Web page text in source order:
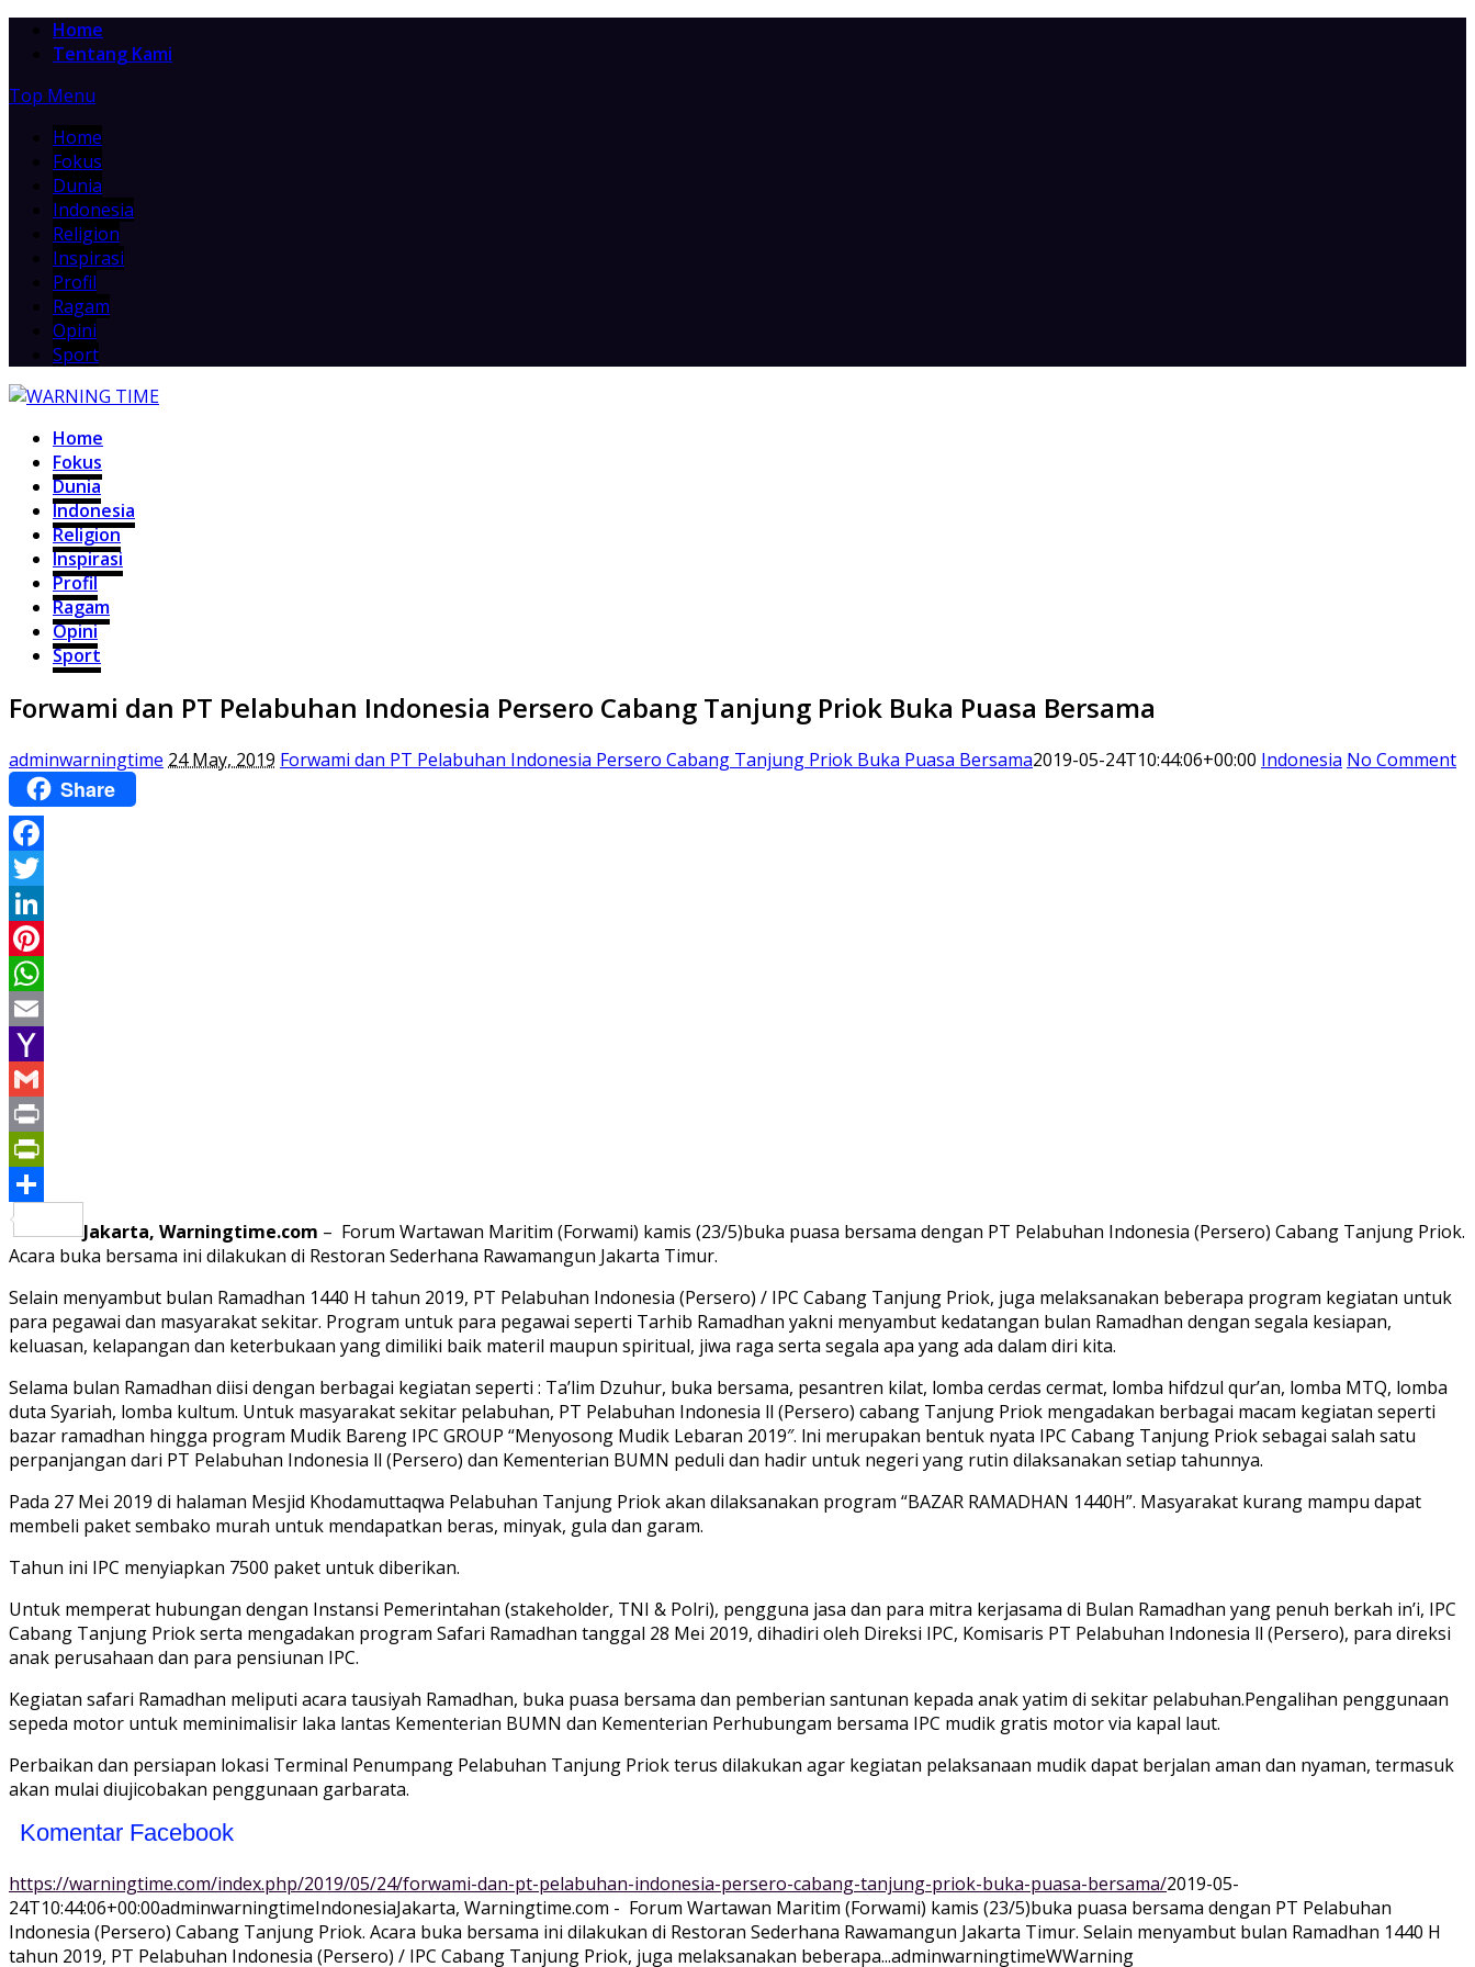
Home
Tentang Kami
Top Menu
Home
Fokus
Dunia
Indonesia
Religion
Inspirasi
Profil
Ragam
Opini
Sport
Home
Fokus
Dunia
Indonesia
Religion
Inspirasi
Profil
Ragam
Opini
Sport
Forwami dan PT Pelabuhan Indonesia Persero Cabang Tanjung Priok Buka Puasa Bersama
adminwarningtime 24 May, 2019 Forwami dan PT Pelabuhan Indonesia Persero Cabang Tanjung Priok Buka Puasa Bersama2019-05-24T10:44:06+00:00 Indonesia No Comment
Share
Facebook
Twitter
LinkedIn
Pinterest
WhatsApp
Email
Yahoo
Mail
Gmail
Print
PrintFriendly
Share
Jakarta, Warningtime.com – Forum Wartawan Maritim (Forwami) kamis (23/5)buka puasa bersama dengan PT Pelabuhan Indonesia (Persero) Cabang Tanjung Priok.
Acara buka bersama ini dilakukan di Restoran Sederhana Rawamangun Jakarta Timur.
Selain menyambut bulan Ramadhan 1440 H tahun 2019, PT Pelabuhan Indonesia (Persero) / IPC Cabang Tanjung Priok, juga melaksanakan beberapa program kegiatan untuk
para pegawai dan masyarakat sekitar. Program untuk para pegawai seperti Tarhib Ramadhan yakni menyambut kedatangan bulan Ramadhan dengan segala kesiapan,
keluasan, kelapangan dan keterbukaan yang dimiliki baik materil maupun spiritual, jiwa raga serta segala apa yang ada dalam diri kita.
Selama bulan Ramadhan diisi dengan berbagai kegiatan seperti : Ta’lim Dzuhur, buka bersama, pesantren kilat, lomba cerdas cermat, lomba hifdzul qur’an, lomba MTQ, lomba
duta Syariah, lomba kultum. Untuk masyarakat sekitar pelabuhan, PT Pelabuhan Indonesia ll (Persero) cabang Tanjung Priok mengadakan berbagai macam kegiatan seperti
bazar ramadhan hingga program Mudik Bareng IPC GROUP “Menyosong Mudik Lebaran 2019″. lni merupakan bentuk nyata IPC Cabang Tanjung Priok sebagai salah satu
perpanjangan dari PT Pelabuhan Indonesia ll (Persero) dan Kementerian BUMN peduli dan hadir untuk negeri yang rutin dilaksanakan setiap tahunnya.
Pada 27 Mei 2019 di halaman Mesjid Khodamuttaqwa Pelabuhan Tanjung Priok akan dilaksanakan program “BAZAR RAMADHAN 1440H”. Masyarakat kurang mampu dapat
membeli paket sembako murah untuk mendapatkan beras, minyak, gula dan garam.
Tahun ini IPC menyiapkan 7500 paket untuk diberikan.
Untuk memperat hubungan dengan Instansi Pemerintahan (stakeholder, TNI & Polri), pengguna jasa dan para mitra kerjasama di Bulan Ramadhan yang penuh berkah in’i, IPC
Cabang Tanjung Priok serta mengadakan program Safari Ramadhan tanggal 28 Mei 2019, dihadiri oleh Direksi IPC, Komisaris PT Pelabuhan Indonesia ll (Persero), para direksi
anak perusahaan dan para pensiunan IPC.
Kegiatan safari Ramadhan meliputi acara tausiyah Ramadhan, buka puasa bersama dan pemberian santunan kepada anak yatim di sekitar pelabuhan.Pengalihan penggunaan
sepeda motor untuk meminimalisir laka lantas Kementerian BUMN dan Kementerian Perhubungam bersama IPC mudik gratis motor via kapal laut.
Perbaikan dan persiapan lokasi Terminal Penumpang Pelabuhan Tanjung Priok terus dilakukan agar kegiatan pelaksanaan mudik dapat berjalan aman dan nyaman, termasuk
akan mulai diujicobakan penggunaan garbarata.
Komentar Facebook
https://warningtime.com/index.php/2019/05/24/forwami-dan-pt-pelabuhan-indonesia-persero-cabang-tanjung-priok-buka-puasa-bersama/2019-05-
24T10:44:06+00:00adminwarningtimeIndonesiaJakarta, Warningtime.com - Forum Wartawan Maritim (Forwami) kamis (23/5)buka puasa bersama dengan PT Pelabuhan
Indonesia (Persero) Cabang Tanjung Priok. Acara buka bersama ini dilakukan di Restoran Sederhana Rawamangun Jakarta Timur. Selain menyambut bulan Ramadhan 1440 H
tahun 2019, PT Pelabuhan Indonesia (Persero) / IPC Cabang Tanjung Priok, juga melaksanakan beberapa...adminwarningtimeWWarning